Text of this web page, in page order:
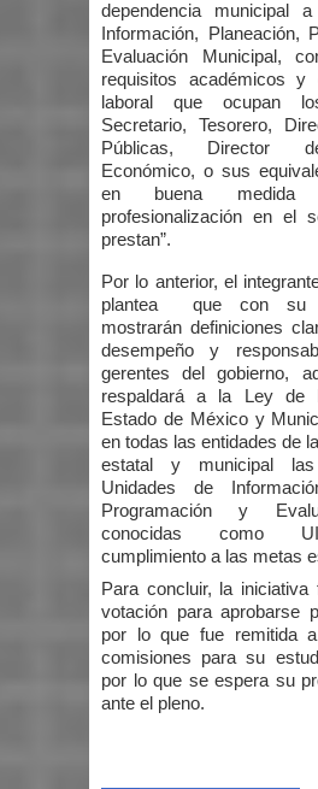
dependencia municipal
Información, Planeación,
Evaluación Municipal,
requisitos académicos y
laboral que ocupan
Secretario, Tesorero,
Públicas, Director
Económico, o sus
en buena medida
profesionalización en el
prestan”.
Por lo anterior, el
plantea que con su
mostrarán definiciones
desempeño y
gerentes del gobierno,
respaldará a la Ley de
Estado de México y
en todas las entidades de
estatal y municipal las
Unidades de
Programación y
conocidas como
cumplimiento a las metas
Para concluir, la iniciativa
votación para aprobarse
por lo que fue remitida
comisiones para su
por lo que se espera su
ante el pleno.